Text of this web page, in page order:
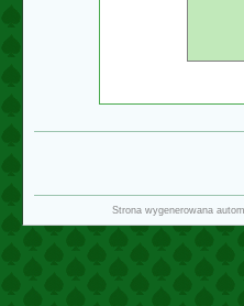
Strona wygenerowana